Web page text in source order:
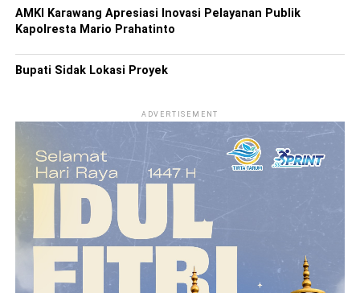
AMKI Karawang Apresiasi Inovasi Pelayanan Publik
Kapolresta Mario Prahatinto
Bupati Sidak Lokasi Proyek
ADVERTISEMENT